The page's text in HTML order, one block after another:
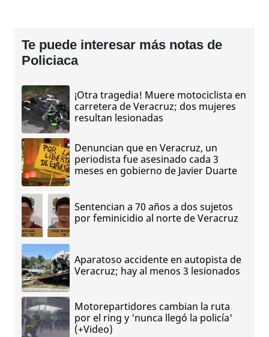
Te puede interesar más notas de
Policiaca
¡Otra tragedia! Muere motociclista en
carretera de Veracruz; dos mujeres
resultan lesionadas
Denuncian que en Veracruz, un
periodista fue asesinado cada 3
meses en gobierno de Javier Duarte
Sentencian a 70 años a dos sujetos
por feminicidio al norte de Veracruz
Aparatoso accidente en autopista de
Veracruz; hay al menos 3 lesionados
Motorepartidores cambian la ruta
por el ring y 'nunca llegó la policía'
(+Video)